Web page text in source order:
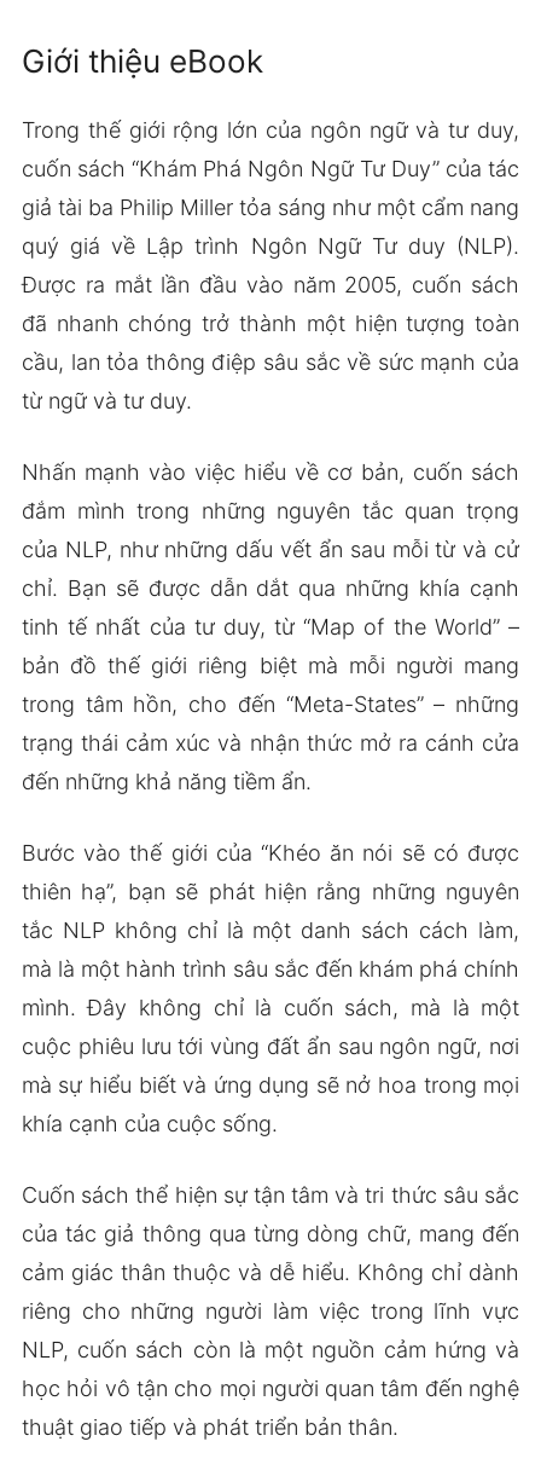
Giới thiệu eBook
Trong thế giới rộng lớn của ngôn ngữ và tư duy,
cuốn sách “Khám Phá Ngôn Ngữ Tư Duy” của tác
giả tài ba Philip Miller tỏa sáng như một cẩm nang
quý giá về Lập trình Ngôn Ngữ Tư duy (NLP).
Được ra mắt lần đầu vào năm 2005, cuốn sách
đã nhanh chóng trở thành một hiện tượng toàn
cầu, lan tỏa thông điệp sâu sắc về sức mạnh của
từ ngữ và tư duy.
Nhấn mạnh vào việc hiểu về cơ bản, cuốn sách
đắm mình trong những nguyên tắc quan trọng
của NLP, như những dấu vết ẩn sau mỗi từ và cử
chỉ. Bạn sẽ được dẫn dắt qua những khía cạnh
tinh tế nhất của tư duy, từ “Map of the World” –
bản đồ thế giới riêng biệt mà mỗi người mang
trong tâm hồn, cho đến “Meta-States” – những
trạng thái cảm xúc và nhận thức mở ra cánh cửa
đến những khả năng tiềm ẩn.
Bước vào thế giới của “Khéo ăn nói sẽ có được
thiên hạ”, bạn sẽ phát hiện rằng những nguyên
tắc NLP không chỉ là một danh sách cách làm,
mà là một hành trình sâu sắc đến khám phá chính
mình. Đây không chỉ là cuốn sách, mà là một
cuộc phiêu lưu tới vùng đất ẩn sau ngôn ngữ, nơi
mà sự hiểu biết và ứng dụng sẽ nở hoa trong mọi
khía cạnh của cuộc sống.
Cuốn sách thể hiện sự tận tâm và tri thức sâu sắc
của tác giả thông qua từng dòng chữ, mang đến
cảm giác thân thuộc và dễ hiểu. Không chỉ dành
riêng cho những người làm việc trong lĩnh vực
NLP, cuốn sách còn là một nguồn cảm hứng và
học hỏi vô tận cho mọi người quan tâm đến nghệ
thuật giao tiếp và phát triển bản thân.